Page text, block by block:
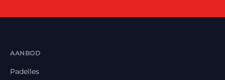
AANBOD
Padelles